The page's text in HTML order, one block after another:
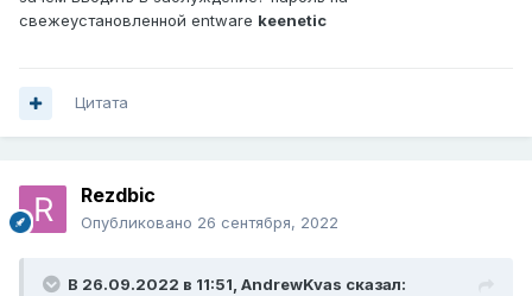
свежеустановленной entware keenetic
Цитата
Rezdbic
Опубликовано 26 сентября, 2022
В 26.09.2022 в 11:51, AndrewKvas сказал: